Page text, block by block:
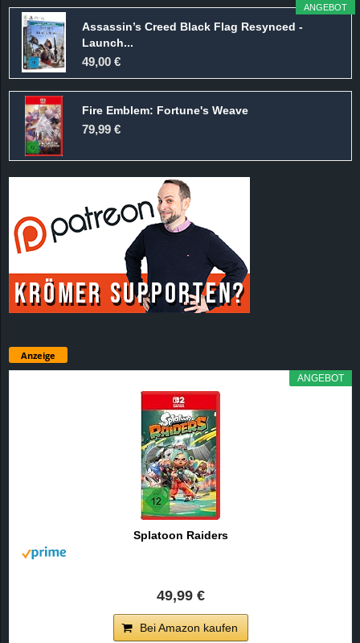
ANGEBOT
Assassin’s Creed Black Flag Resynced -
Launch...
49,00 €
Fire Emblem: Fortune's Weave
79,99 €
Anzeige
ANGEBOT
Splatoon Raiders
49,99 €
Bei Amazon kaufen